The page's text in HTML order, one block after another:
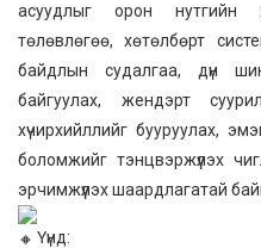
асуудлыг орон нутгийн
төлөвлөгөө, хөтөлбөрт
байдлын судалгаа, дүн
байгуулах, жендэрт
хүчирхийллийг бууруулах,
боломжийг тэнцвэржүүлэх
эрчимжүүлэх шаардлагатай
Үүнд: